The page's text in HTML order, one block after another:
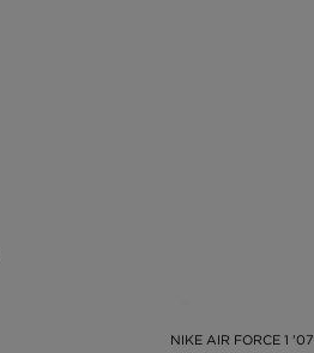
NIKE AIR FORCE 1 '07